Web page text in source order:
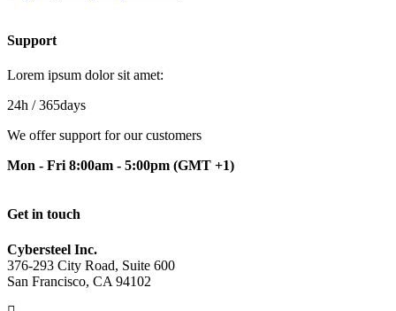
Support
Lorem ipsum dolor sit amet:
24h / 365days
We offer support for our customers
Mon - Fri 8:00am - 5:00pm(GMT +1)
Get in touch
Cybersteel Inc.
376-293 City Road, Suite 600
San Francisco, CA 94102